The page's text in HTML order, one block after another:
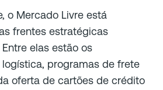
o Mercado Livre está
frentes estratégicas
elas estão os
programas de frete
oferta de cartões de crédito